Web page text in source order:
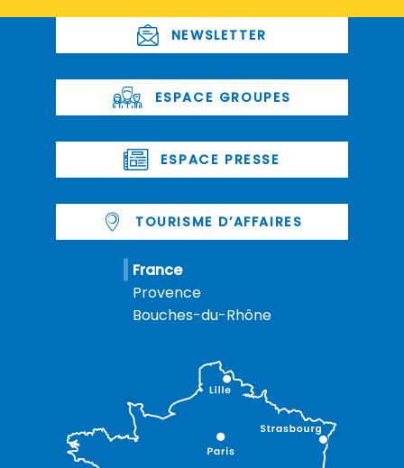
NEWSLETTER
ESPACE GROUPES
ESPACE PRESSE
TOURISME D’AFFAIRES
France
Provence
Bouches-du-Rhône